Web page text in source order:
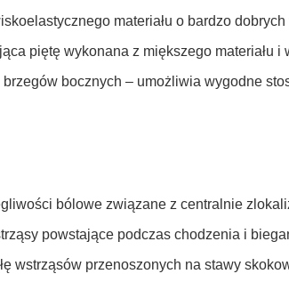
materiału o bardzo
piętę wykonana z miększego materiału
brzegów bocznych – umożliwia wygodne
bólowe związane z centralnie
powstające podczas chodzenia i
wstrząsów przenoszonych na stawy